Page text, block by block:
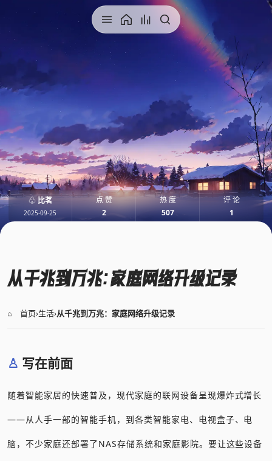
♧比茗
2025-09-25
点 赞
2
热 度
507
评 论
1
从千兆到万兆：家庭网络升级记录
⌂ 首页›生活›从千兆到万兆：家庭网络升级记录
写在前面
随着智能家居的快速普及，现代家庭的联网设备呈现爆炸式增长
——从人手一部的智能手机，到各类智能家电、电视盒子、电
脑，不少家庭还部署了NAS存储系统和家庭影院。要让这些设备